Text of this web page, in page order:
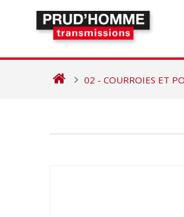
02 - COURROIES ET